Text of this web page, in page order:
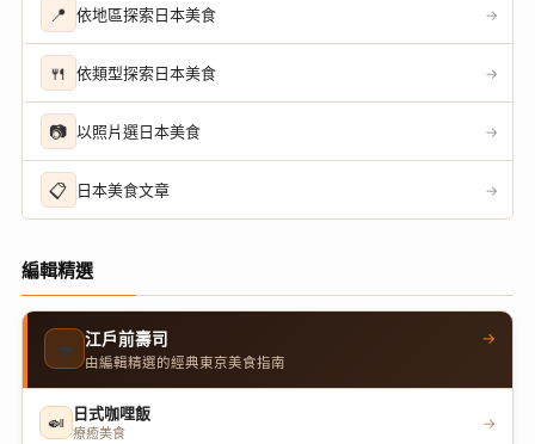
📍 依地區探索日本美食 →
🍴 依類型探索日本美食 →
📷 以照片選日本美食 →
📋 日本美食文章 →
編輯精選
🍣 江戶前壽司
由編輯精選的經典東京美食指南
→
🍛 日式咖哩飯
療癒美食
→